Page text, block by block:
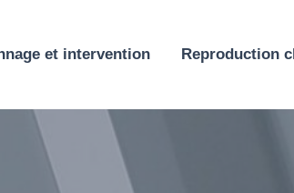
et intervention Reproduction